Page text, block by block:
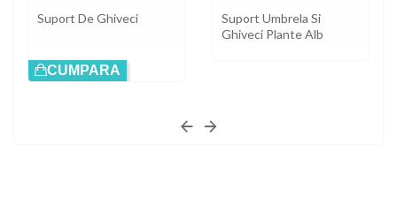
Suport De Ghiveci
CUMPARA
Suport Umbrela Si
Ghiveci Plante Alb